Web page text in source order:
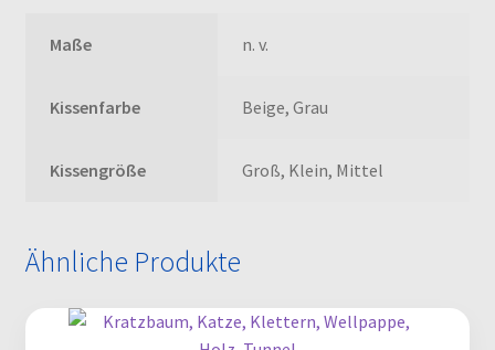
Maße n. v.
Kissenfarbe Beige, Grau
Kissengröße Groß, Klein, Mittel
Ähnliche Produkte